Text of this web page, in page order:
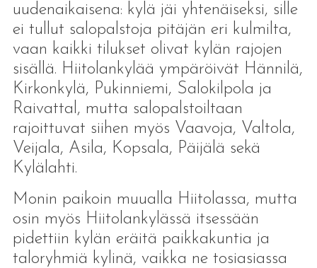
uudenaikaisena: kylä jäi yhtenäiseksi, sille
ei tullut salopalstoja pitäjän eri kulmilta,
vaan kaikki tilukset olivat kylän rajojen
sisällä. Hiitolankylää ympäröivät Hännilä,
Kirkonkylä, Pukinniemi, Salokilpola ja
Raivattal, mutta salopalstoiltaan
rajoittuvat siihen myös Vaavoja, Valtola,
Veijala, Asila, Kopsala, Päijälä sekä
Kylälahti.
Monin paikoin muualla Hiitolassa, mutta
osin myös Hiitolankylässä itsessään
pidettiin kylän eräitä paikkakuntia ja
taloryhmiä kylinä, vaikka ne tosiasiassa